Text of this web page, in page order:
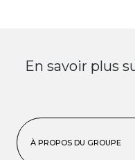
En savoir plus
À PROPOS DU GROUPE